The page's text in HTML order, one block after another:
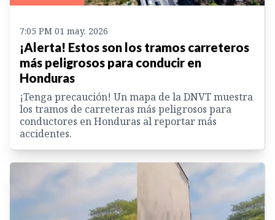
7:05 PM 01 may. 2026
¡Alerta! Estos son los tramos carreteros
más peligrosos para conducir en
Honduras
¡Tenga precaución! Un mapa de la DNVT muestra
los tramos de carreteras más peligrosos para
conductores en Honduras al reportar más
accidentes.